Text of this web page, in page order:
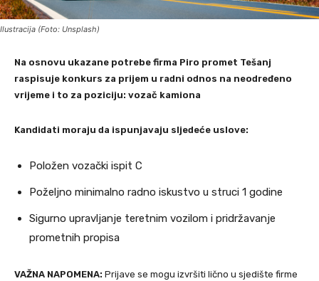
Ilustracija (Foto: Unsplash)
Na osnovu ukazane potrebe firma Piro promet Tešanj
raspisuje konkurs za prijem u radni odnos na neodređeno
vrijeme i to za poziciju: vozač kamiona
Kandidati moraju da ispunjavaju sljedeće uslove:
Položen vozački ispit C
Poželjno minimalno radno iskustvo u struci 1 godine
Sigurno upravljanje teretnim vozilom i pridržavanje
prometnih propisa
VAŽNA NAPOMENA: Prijave se mogu izvršiti lično u sjedište firme